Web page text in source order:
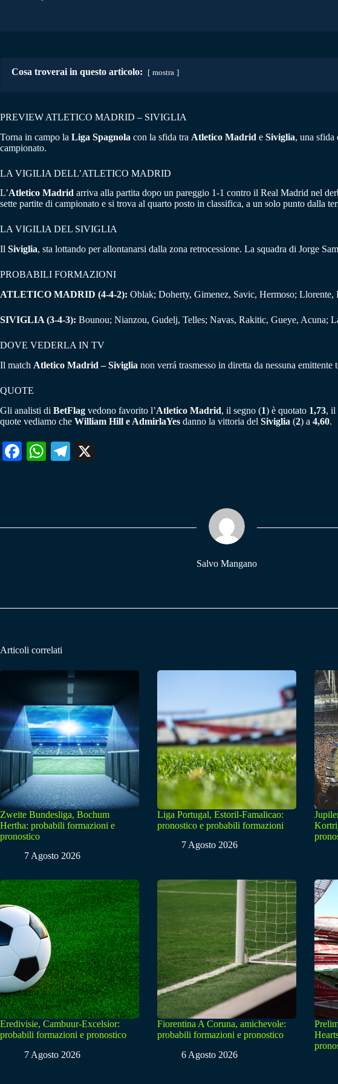
Cosa troverai in questo articolo: mostra
PREVIEW ATLETICO MADRID – SIVIGLIA
Torna in campo la Liga Spagnola con la sfida tra Atletico Madrid e Siviglia, una sfida
campionato.
LA VIGILIA DELL’ATLETICO MADRID
L’Atletico Madrid arriva alla partita dopo un pareggio 1-1 contro il Real Madrid nel
sette partite di campionato e si trova al quarto posto in classifica, a un solo punto dalla
LA VIGILIA DEL SIVIGLIA
Il Siviglia, sta lottando per allontanarsi dalla zona retrocessione. La squadra di Jorge
PROBABILI FORMAZIONI
ATLETICO MADRID (4-4-2): Oblak; Doherty, Gimenez, Savic, Hermoso;
SIVIGLIA (3-4-3): Bounou; Nianzou, Gudelj, Telles; Navas, Rakitic, Gueye, Acuna;
DOVE VEDERLA IN TV
Il match Atletico Madrid – Siviglia non verrá trasmesso in diretta da nessuna
QUOTE
Gli analisti di BetFlag vedono favorito l’Atletico Madrid, il segno (1) è quotato 1,73, il
quote vediamo che William Hill e AdmirlaYes danno la vittoria del Siviglia (2) a 4,60.
Fa W
pp
Te
m
Salvo Mangano
Articoli correlati
Zweite Bundesliga, Bochum
Hertha: probabili formazioni e
pronostico
7 Agosto 2026
Liga Portugal, Estoril-Famalicao:
pronostico e probabili formazioni
7 Agosto 2026
Eredivisie, Cambuur-Excelsior:
probabili formazioni e pronostico
7 Agosto 2026
Fiorentina A Coruna, amichevole:
probabili formazioni e pronostico
6 Agosto 2026